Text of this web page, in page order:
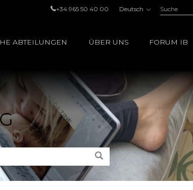
+34 965 50 40 00 Deutsch Suche:
ABTEILUNGEN ÜBER UNS FORUM IB
Suche